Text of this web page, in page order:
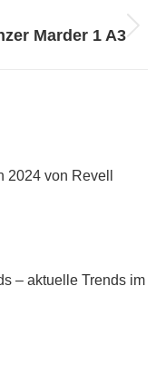
Marder 1 A3
2024 von Revell
– aktuelle Trends im